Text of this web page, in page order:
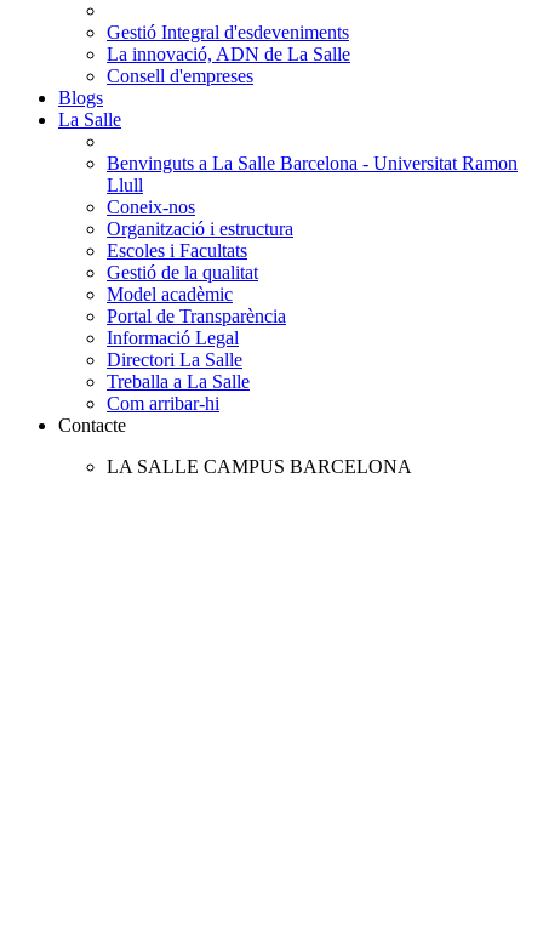
Gestió Integral d'esdeveniments
La innovació, ADN de La Salle
Consell d'empreses
Blogs
La Salle
Benvinguts a La Salle Barcelona - Universitat Ramon
Llull
Coneix-nos
Organització i estructura
Escoles i Facultats
Gestió de la qualitat
Model acadèmic
Portal de Transparència
Informació Legal
Directori La Salle
Treballa a La Salle
Com arribar-hi
Contacte
LA SALLE CAMPUS BARCELONA